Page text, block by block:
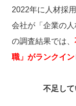
2022年に人材採
会社が「企業の
の調査結果では、
職」がランクイン
不足し